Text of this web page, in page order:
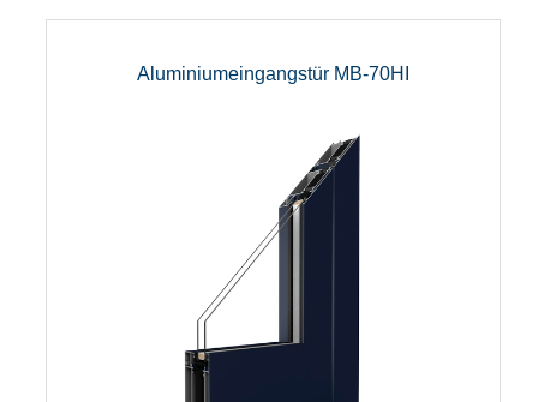
Aluminiumeingangstür MB-70HI